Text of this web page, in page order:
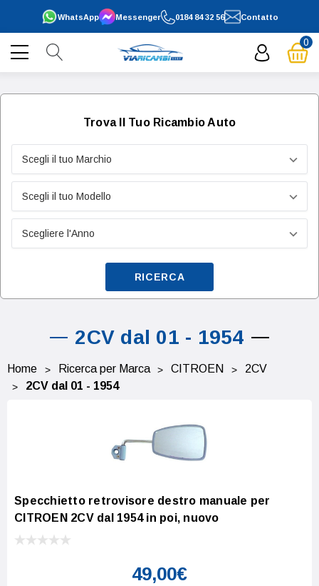
0184 84 32 56
WhatsApp Contatto
Messenger
0
Trova Il Tuo Ricambio Auto
RICERCA
2CV dal 01 - 1954
Home Ricerca per Marca CITROEN
2CV
2CV dal 01 - 1954
Specchietto retrovisore destro manuale per
CITROEN 2CV dal 1954 in poi, nuovo
49,00€